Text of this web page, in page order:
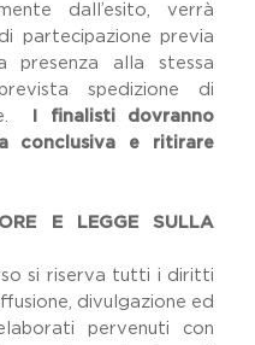
dall’esito, verrà
partecipazione previa
presenza alla stessa
spedizione di
I finalisti dovranno
conclusiva e ritirare
E LEGGE SULLA
si riserva tutti i diritti
divulgazione ed
pervenuti con